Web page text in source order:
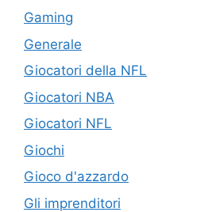
Gaming
Generale
Giocatori della NFL
Giocatori NBA
Giocatori NFL
Giochi
Gioco d'azzardo
Gli imprenditori